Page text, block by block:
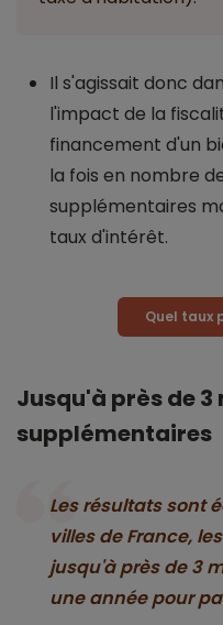
Il s'agissait donc
l'impact de la
financement d'un
la fois en nombre
supplémentaires
taux d'intérêt.
Quel taux
Jusqu'à près de
supplémentaires
Les résultats sont
villes de France,
jusqu'à près de 3
une année pour